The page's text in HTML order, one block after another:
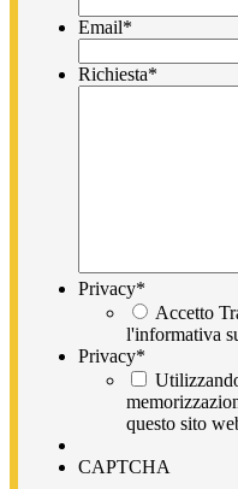
Email*
Richiesta*
Privacy*
Accetto
l'informativa
Privacy*
questo sito
CAPTCHA